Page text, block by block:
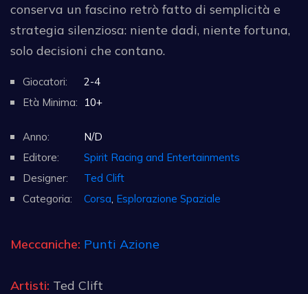
conserva un fascino retrò fatto di semplicità e
strategia silenziosa: niente dadi, niente fortuna,
solo decisioni che contano.
Giocatori:
2-4
Età Minima:
10+
Anno:
N/D
Editore:
Spirit Racing and Entertainments
Designer:
Ted Clift
Categoria:
Corsa Esplorazione Spaziale
Meccaniche: Punti Azione
Artisti: Ted Clift